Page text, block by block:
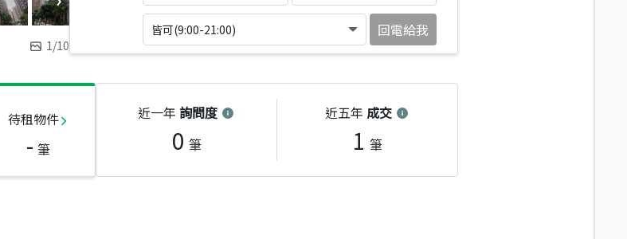
1/10
皆可(9:00-21:00) 回電給我
待租物件
- 筆
近一年 詢問度
0 筆
近五年 成交
1 筆